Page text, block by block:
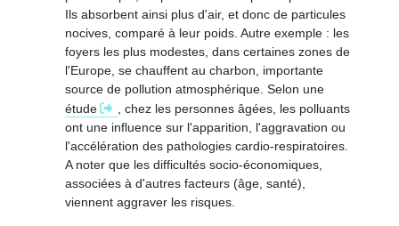
Ils absorbent ainsi plus d'air, et donc de particules
nocives, comparé à leur poids. Autre exemple : les
foyers les plus modestes, dans certaines zones de
l'Europe, se chauffent au charbon, importante
source de pollution atmosphérique. Selon une
étude
, chez les personnes âgées, les polluants
ont une influence sur l'apparition, l'aggravation ou
l'accélération des pathologies cardio-respiratoires.
A noter que les difficultés socio-économiques,
associées à d'autres facteurs (âge, santé),
viennent aggraver les risques.